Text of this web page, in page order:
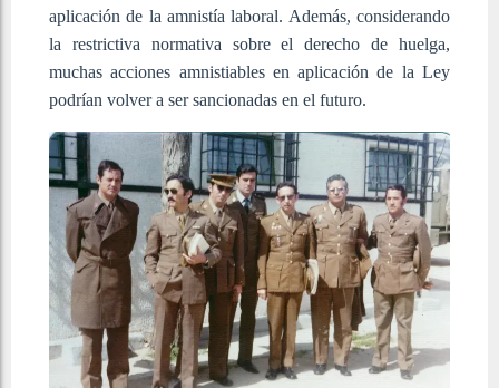
aplicación de la amnistía laboral. Además, considerando
la restrictiva normativa sobre el derecho de huelga,
muchas acciones amnistiables en aplicación de la Ley
podrían volver a ser sancionadas en el futuro.